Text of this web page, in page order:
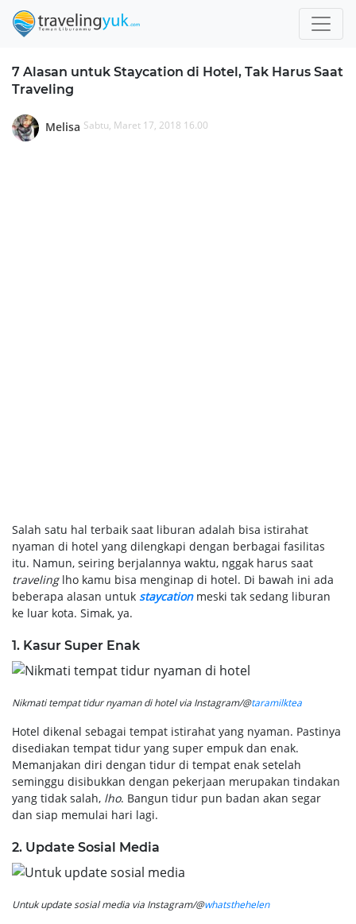
7 Alasan untuk Staycation di Hotel, Tak Harus Saat
Traveling
Melisa Sabtu, Maret 17, 2018 16.00
Salah satu hal terbaik saat liburan adalah bisa istirahat
nyaman di hotel yang dilengkapi dengan berbagai fasilitas
itu. Namun, seiring berjalannya waktu, nggak harus saat
travelinglho kamu bisa menginap di hotel. Di bawah ini ada
beberapa alasan untuk staycationmeski tak sedang liburan
ke luar kota. Simak, ya.
1. Kasur Super Enak
Nikmati tempat tidur nyaman di hotel via Instagram/@taramilktea
Hotel dikenal sebagai tempat istirahat yang nyaman. Pastinya
disediakan tempat tidur yang super empuk dan enak.
Memanjakan diri dengan tidur di tempat enak setelah
seminggu disibukkan dengan pekerjaan merupakan tindakan
yang tidak salah, lho. Bangun tidur pun badan akan segar
dan siap memulai hari lagi.
2. Update Sosial Media
Untuk update sosial media via Instagram/@whatsthehelen